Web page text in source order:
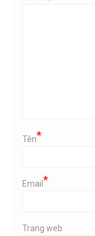
Tên*
Email *
Trang web